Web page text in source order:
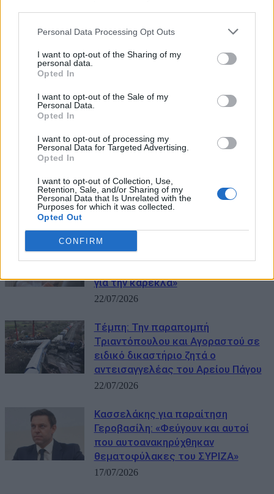
Personal Data Processing Opt Outs
I want to opt-out of the Sharing of my
personal data.
Opted In
I want to opt-out of the Sale of my
Personal Data.
Opted In
I want to opt-out of processing my
Personal Data for Targeted Advertising.
Opted In
I want to opt-out of Collection, Use,
Retention, Sale, and/or Sharing of my
Personal Data that Is Unrelated with the
Purposes for which it was collected.
Opted Out
CONFIRM
ΜΠΟΡΕΙ ΝΑ ΣΑΣ ΕΝΔΙΑΦΕΡΕΙ
Σφοδρά πυρά Κασσελάκη κατά
Φάμελλου: «Ρε δεν ντρέπεστε να
για την καρέκλα»
22/07/2026
Τέμπη: Την παραπομπή
Τριαντόπουλου και Αγοραστού σε
ειδικό δικαστήριο ζητά ο
αντεισαγγελέας του Αρείου Πάγου
22/07/2026
Κασσελάκης για παραίτηση
Γεροβασίλη: «Φεύγουν και αυτοί
που αυτοανακηρύχθηκαν
θεματοφύλακες του ΣΥΡΙΖΑ»
17/07/2026